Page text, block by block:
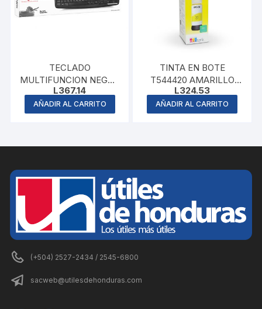
TECLADO
MULTIFUNCION NEGRO
MAXELL
L367.14
AÑADIR AL CARRITO
TINTA EN BOTE
T544420 AMARILLO
EPSON
L324.53
AÑADIR AL CARRITO
(+504) 2527-2434 / 2545-6800
sacweb@utilesdehonduras.com